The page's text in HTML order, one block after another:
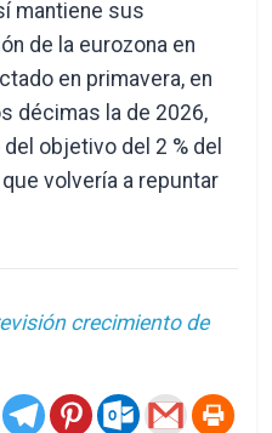
mantiene sus
de la eurozona en
en primavera, en
décimas la de 2026,
objetivo del 2 % del
volvería a repuntar
crecimiento de